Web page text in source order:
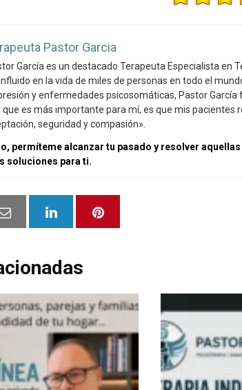
Pastor Garcia
García es un destacado Terapeuta Especialista en
en la vida de miles de personas en todo el
y enfermedades psicosomáticas, Pastor
que es más importante para mí, es que mis pacientes
seguridad y compasión».
permíteme alcanzar tu pasado y resolver
soluciones para ti.